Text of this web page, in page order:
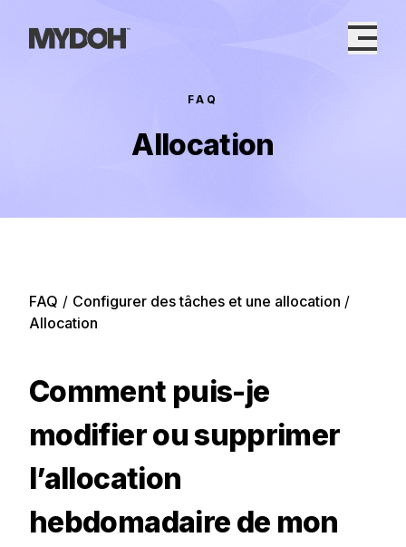
content
FAQ
Allocation
FAQ / Configurer des tâches et une allocation /
Allocation
Comment puis-je
modifier ou supprimer
l’allocation
hebdomadaire de mon